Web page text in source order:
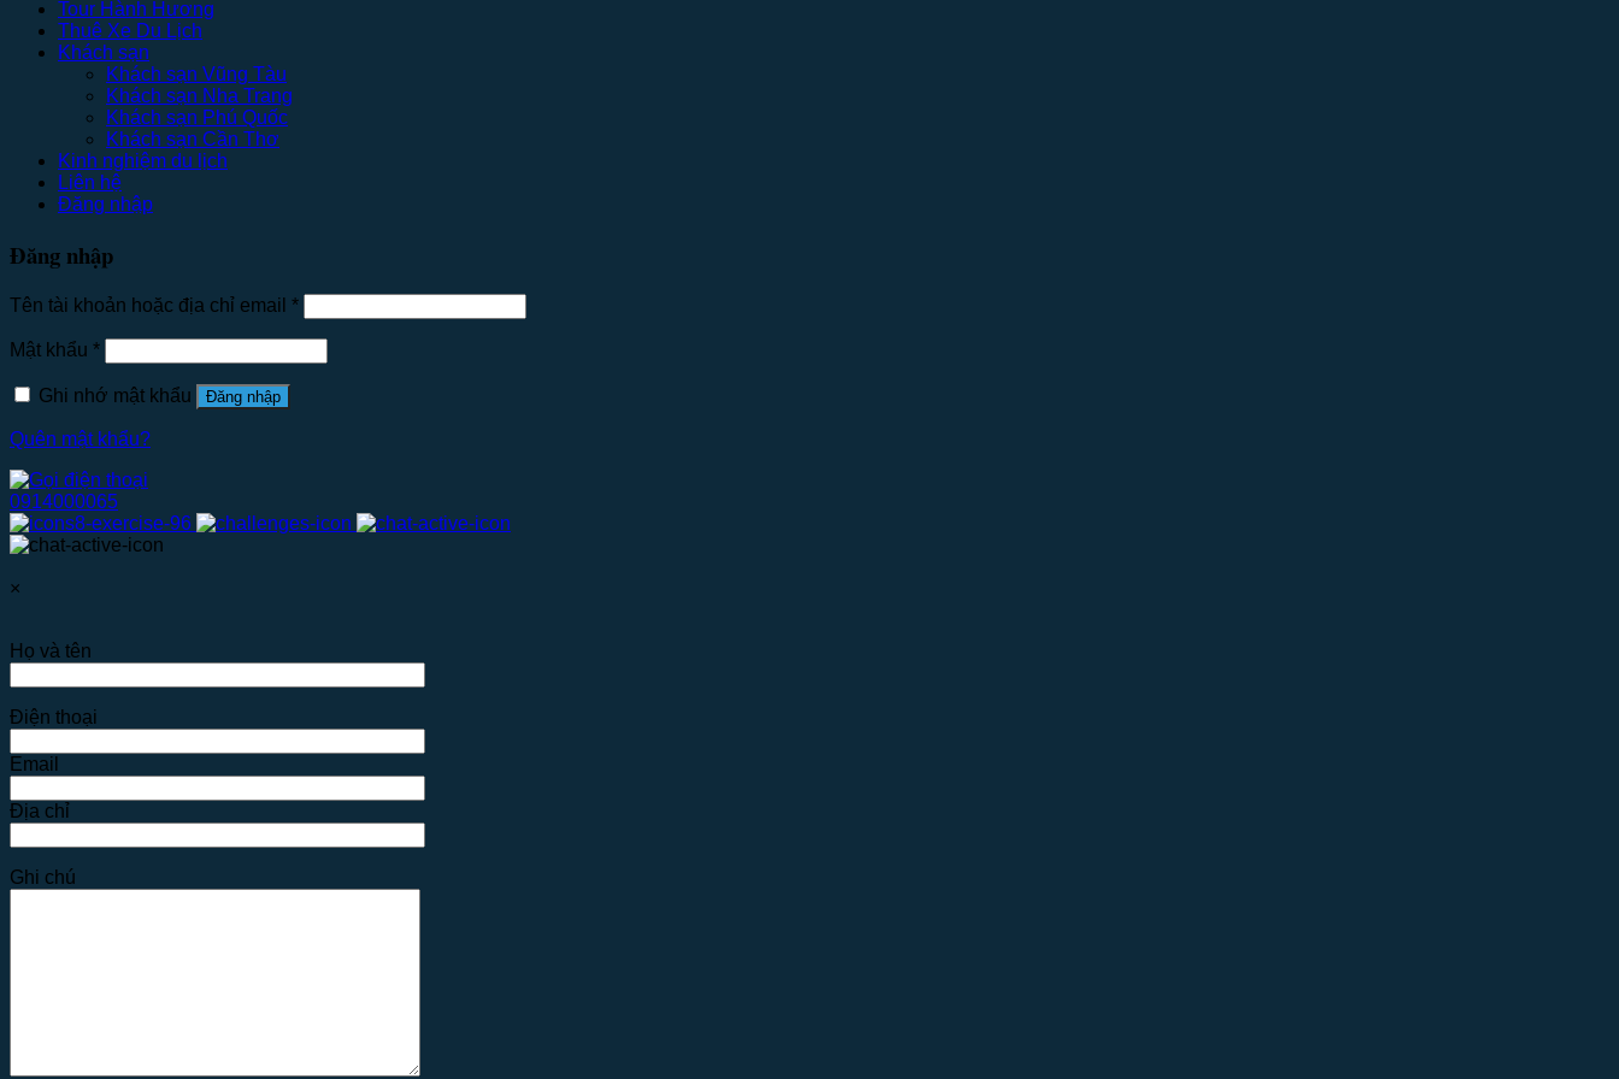
Tour Hành Hương
Thuê Xe Du Lịch
Khách sạn
Khách sạn Vũng Tàu
Khách sạn Nha Trang
Khách sạn Phú Quốc
Khách sạn Cần Thơ
Kinh nghiệm du lịch
Liên hệ
Đăng nhập
Đăng nhập
Tên tài khoản hoặc địa chỉ email *
Mật khẩu *
Ghi nhớ mật khẩu Đăng nhập
Quên mật khẩu?
0914000065
×
Họ và tên
Điện thoại
Email
Địa chỉ
Ghi chú